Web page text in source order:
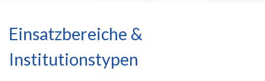
Einsatzbereiche &
Institutionstypen